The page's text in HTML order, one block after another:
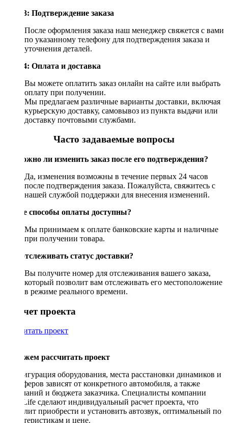
Шаг 3: Подтверждение заказа
После оформления заказа наш менеджер свяжется с вами
по указанному телефону для подтверждения заказа и
уточнения деталей.
Шаг 4: Оплата и доставка
Вы можете оплатить заказ онлайн на сайте или выбрать
оплату при получении.
Мы предлагаем различные варианты доставки, включая
курьерскую доставку, самовывоз из пункта выдачи или
доставку почтовыми службами.
Часто задаваемые вопросы
Возможно ли изменить заказ после его подтверждения?
Да, изменения возможны в течение первых 24 часов
после подтверждения заказа. Пожалуйста, свяжитесь с
нашей службой поддержки для внесения изменений.
Какие способы оплаты доступны?
Мы принимаем к оплате банковские карты и наличные
при получении товара.
Как отслеживать статус доставки?
Вы получите номер для отслеживания вашего заказа,
который позволит вам отслеживать его местоположение
в режиме реального времени.
Рассчет проекта
Рассчитать проект
Поможем рассчитать проект
Конфигурация оборудования, места расстановки динамиков и
сабвуферов зависят от конкретного автомобиля, а также
пожеланий и бюджета заказчика. Специалисты компании
DriveLife сделают индивидуальный расчет проекта, что
позволит приобрести и установить автозвук, оптимальный по
характеристикам и цене.